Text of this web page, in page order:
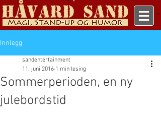
Innlegg
Sommerperioden, en ny
julebordstid
sandentertainment
11. juni 2016 1 min lesing